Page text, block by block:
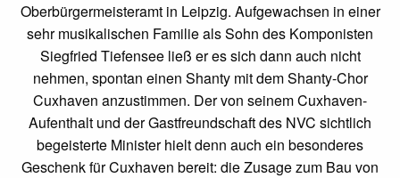
Oberbürgermeisteramt in Leipzig. Aufgewachsen in einer
sehr musikalischen Familie als Sohn des Komponisten
Siegfried Tiefensee ließ er es sich dann auch nicht
nehmen, spontan einen Shanty mit dem Shanty-Chor
Cuxhaven anzustimmen. Der von seinem Cuxhaven-
Aufenthalt und der Gastfreundschaft des NVC sichtlich
begeisterte Minister hielt denn auch ein besonderes
Geschenk für Cuxhaven bereit: die Zusage zum Bau von